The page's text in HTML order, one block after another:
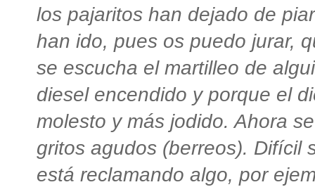
los pajaritos han dejado de
han ido, pues os puedo jurar,
se escucha el martilleo de
diesel encendido y porque el
molesto y más jodido. Ahora
gritos agudos (berreos). Difícil
está reclamando algo, por